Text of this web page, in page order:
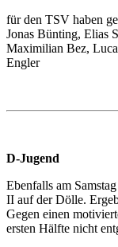
für den TSV haben
Jonas Bünting, Elias
Maximilian Bez,
Engler
D-Jugend
Ebenfalls am
II auf der Dölle.
Gegen einen
ersten Hälfte nicht